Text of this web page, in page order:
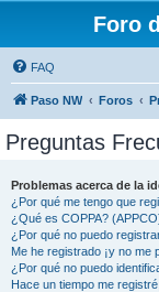
Foro
FAQ
Paso NW Foros
Preguntas
Problemas acerca de la
¿Por qué me tengo que
¿Qué es COPPA?
¿Por qué no puedo
Me he registrado ¡y no me
¿Por qué no puedo
Hace un tiempo me